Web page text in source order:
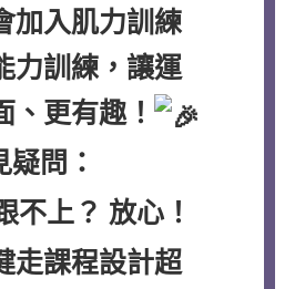
加入肌力訓練
力訓練，讓運
、更有趣！
疑問：
不上？ 放心！
走課程設計超